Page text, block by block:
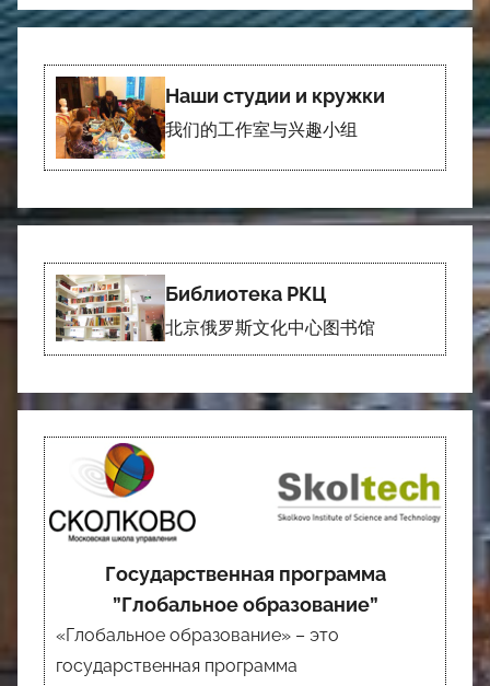
Наши студии и кружки
我们的工作室与兴趣小组
Библиотека РКЦ
北京俄罗斯文化中心图书馆
Государственная программа
”Глобальное образование”
«Глобальное образование» – это
государственная программа